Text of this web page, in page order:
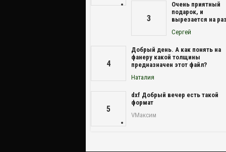
3
Очень приятный
подарок, и
вырезается на
Сергей
4
Добрый день. А как понять на
фанеру какой толщины
предназначен этот файл?
Наталия
5
dxf Добрый вечер есть такой
формат
VМаксим